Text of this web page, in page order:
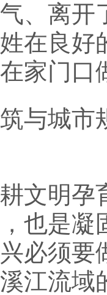
、离开
在良
家门
城市
明孕
也是凝
必须要
江流